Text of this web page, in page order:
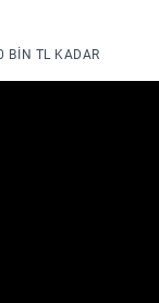
BIN TL KADAR